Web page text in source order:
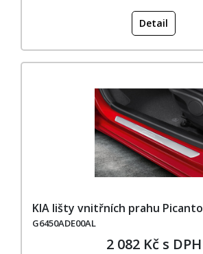
Detail
KIA lišty vnitřních prahu Picanto
G6450ADE00AL
2 082 Kč s DPH